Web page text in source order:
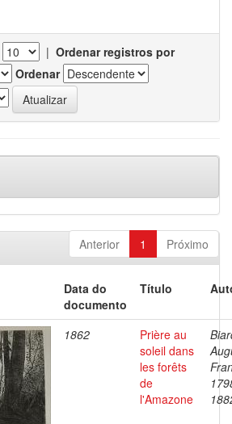
| Ordenar registros por
Ordenar
Anterior 1 Próximo
Data do
documento
Título
1862
Prière au
soleil dans
les forêts
de
l'Amazone